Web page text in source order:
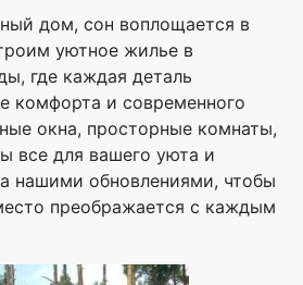
дом, сон воплощается в
уютное жилье в
где каждая деталь
комфорта и современного
окна, просторные комнаты,
все для вашего уюта и
нашими обновлениями, чтобы
преображается с каждым